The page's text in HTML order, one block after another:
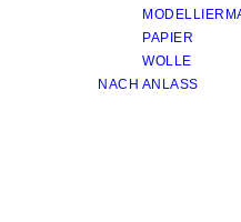
PAPIER
WOLLE
NACH ANLASS